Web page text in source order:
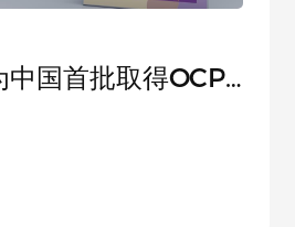
中国首批取得OCPP